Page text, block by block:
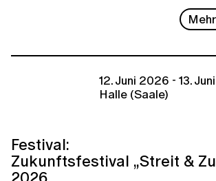
12. Juni 2026 - 13.
Halle (Saale)
Festival:
Zukunftsfestival „Streit &